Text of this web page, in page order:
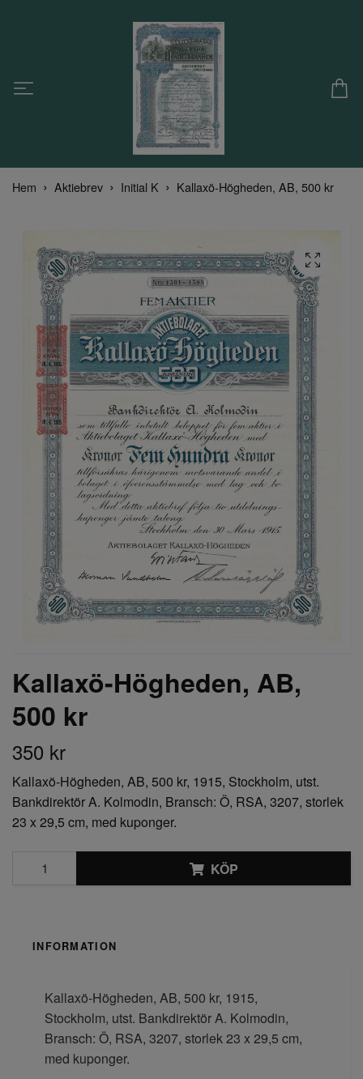
Hem Aktiebrev Initial K Kallaxö-Högheden, AB, 500 kr
Kallaxö-Högheden, AB,
500 kr
350 kr
Kallaxö-Högheden, AB, 500 kr, 1915, Stockholm, utst.
Bankdirektör A. Kolmodin, Bransch: Ö, RSA, 3207, storlek
23 x 29,5 cm, med kuponger.
KÖP
INFORMATION
Kallaxö-Högheden, AB, 500 kr, 1915,
Stockholm, utst. Bankdirektör A. Kolmodin,
Bransch: Ö, RSA, 3207, storlek 23 x 29,5 cm,
med kuponger.